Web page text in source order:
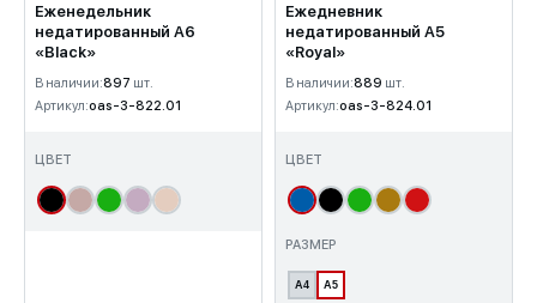
Еженедельник
недатированный А6
«Black»
В наличии:897 шт.
Артикул:oas-3-822.01
ЦВЕТ
Ежедневник
недатированный А5
«Royal»
В наличии:889 шт.
Артикул:oas-3-824.01
ЦВЕТ
РАЗМЕР
A4 A5